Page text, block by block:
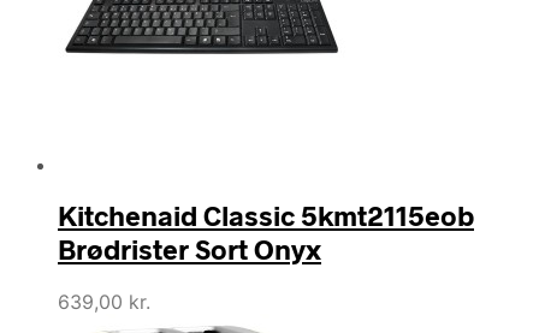
Kitchenaid Classic 5kmt2115eob
Brødrister Sort Onyx
639,00 kr.